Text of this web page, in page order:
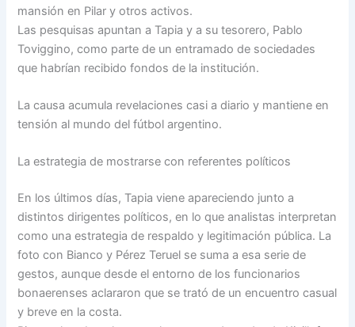
mansión en Pilar y otros activos.
Las pesquisas apuntan a Tapia y a su tesorero, Pablo
Toviggino, como parte de un entramado de sociedades
que habrían recibido fondos de la institución.
La causa acumula revelaciones casi a diario y mantiene en
tensión al mundo del fútbol argentino.
La estrategia de mostrarse con referentes políticos
En los últimos días, Tapia viene apareciendo junto a
distintos dirigentes políticos, en lo que analistas interpretan
como una estrategia de respaldo y legitimación pública. La
foto con Bianco y Pérez Teruel se suma a esa serie de
gestos, aunque desde el entorno de los funcionarios
bonaerenses aclararon que se trató de un encuentro casual
y breve en la costa.